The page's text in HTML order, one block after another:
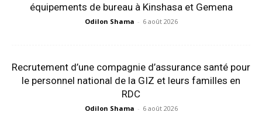
équipements de bureau à Kinshasa et Gemena
Odilon Shama - 6 août 2026
Recrutement d’une compagnie d’assurance santé pour
le personnel national de la GIZ et leurs familles en
RDC
Odilon Shama - 6 août 2026